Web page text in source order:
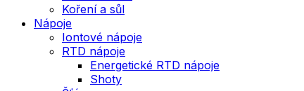
Koření a sůl
Nápoje
Iontové nápoje
RTD nápoje
Energetické RTD nápoje
Shoty